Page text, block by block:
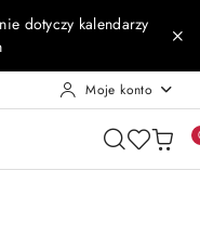
dotyczy kalendarzy
Moje konto